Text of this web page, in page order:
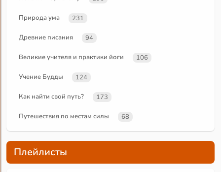
Природа ума 231
Древние писания 94
Великие учителя и практики йоги 106
Учение Будды 124
Как найти свой путь? 173
Путешествия по местам силы 68
Плейлисты